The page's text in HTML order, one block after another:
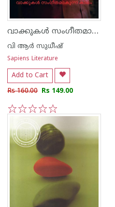
വാക്കുകള്‍ സംഗീതമാകുന്ന കാലം
വി ആര്‍ സുധീഷ്
Sapiens Literature
Add to Cart
Rs 160.00 Rs 149.00
5
4
3
2